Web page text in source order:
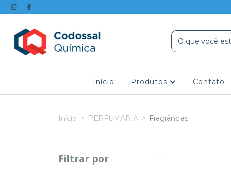
Início Produtos Contato
Início > PERFUMARIA > Fragrâncias
Filtrar por